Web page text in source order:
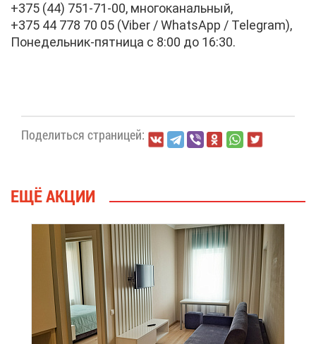
+375 (44) 751-71-00, мно­го­ка­наль­ный,
+375 44 778 70 05 (Viber / WhatsApp / Telegram),
По­не­дель­ник-пят­ни­ца с 8:00 до 16:30.
По­де­лить­ся стра­ни­цей:
ЕЩЁ АК­ЦИИ